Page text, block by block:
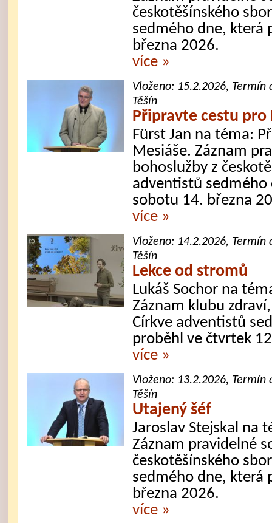
českotěšínského
sedmého dne, která
března 2026.
více »
Vloženo: 15.2.2026, Termín
Těšín
Připravte cestu pro
Fürst Jan na téma:
Mesiáše. Záznam
bohoslužby z
adventistů
sobotu 14. března
více »
Vloženo: 14.2.2026, Termín
Těšín
Lekce od stromů
Lukáš Sochor na
Záznam klubu
Církve adventistů
proběhl ve čtvrtek
více »
Vloženo: 13.2.2026, Termín
Těšín
Utajený šéf
Jaroslav Stejskal na
Záznam pravidelné
českotěšínského
sedmého dne, která
března 2026.
více »